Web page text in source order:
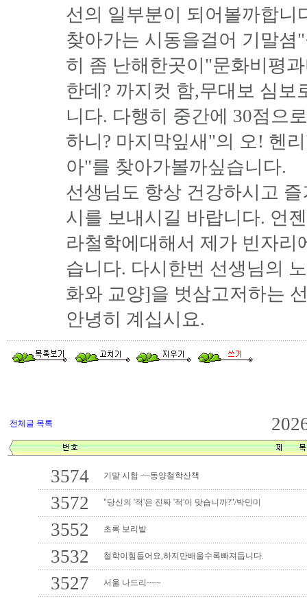
선의 일부분이 되어볼까합니
찾아가는 시동을걸어 기말
히 좀 난해한곳이"문화비평
한데? 까지컷 함,무대보 심
니다. 다행히 중간에 30점으
하니? 마지막잎새"의 오! 헨
아"를 찾아가볼까싶습니다.
선생님도 항상 건강하시고
시를 보내시길 바랍니다. 언
라철학에대해서 제가 빈자
습니다. 다시한번 선생님의
화와 교양]을 벗삼고저하는
안녕히 계십시요.
전체글 목록
3574 기말 시험 ~~동양철학산책
3572 "당신의 '적'은 진짜 '적'이 맞습니까?"/박민미
3552 초록 보리밭
3532 철학이힘들어요,하지만배울수록빠져듭니다.
3527 서울 나드리~~~